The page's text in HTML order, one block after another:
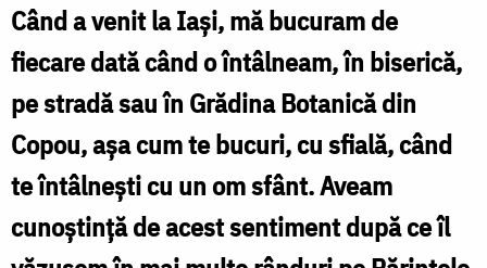
Când a venit la Iași, mă bucuram de
fiecare dată când o întâlneam, în biserică,
pe stradă sau în Grădina Botanică din
Copou, așa cum te bucuri, cu sfială, când
te întâlnești cu un om sfânt. Aveam
cunoștință de acest sentiment după ce îl